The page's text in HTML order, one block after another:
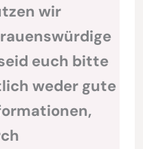
wir
euch bitte
weder gute